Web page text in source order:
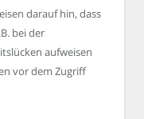
darauf hin, dass
bei der
aufweisen
vor dem Zugriff